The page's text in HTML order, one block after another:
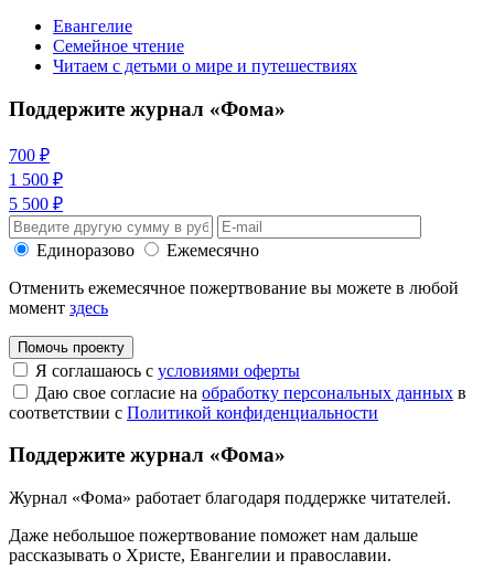
Евангелие
Семейное чтение
Читаем с детьми о мире и путешествиях
Поддержите журнал «Фома»
700 ₽
1 500 ₽
5 500 ₽
Единоразово
Ежемесячно
Отменить ежемесячное пожертвование вы можете в любой
момент здесь
Помочь проекту
Я соглашаюсь с условиями оферты
Даю свое согласие на обработку персональных данных в
соответствии с Политикой конфиденциальности
Поддержите журнал «Фома»
Журнал «Фома» работает благодаря поддержке читателей.
Даже небольшое пожертвование поможет нам дальше
рассказывать о Христе, Евангелии и православии.